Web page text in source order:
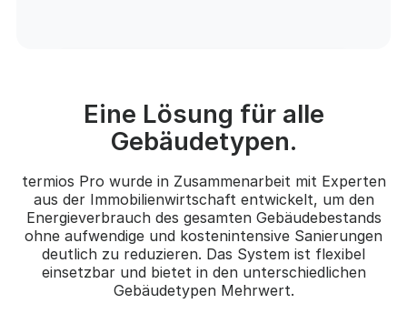
Eine Lösung für alle
Gebäudetypen.
termios Pro wurde in Zusammenarbeit mit Experten
aus der Immobilienwirtschaft entwickelt, um den
Energieverbrauch des gesamten Gebäudebestands
ohne aufwendige und kostenintensive Sanierungen
deutlich zu reduzieren. Das System ist flexibel
einsetzbar und bietet in den unterschiedlichen
Gebäudetypen Mehrwert.